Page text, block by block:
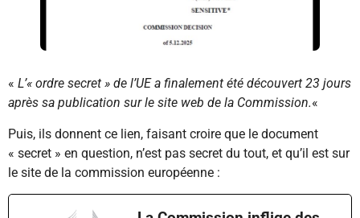
« L’« ordre secret » de l’UE a finalement été découvert 23 jours
après sa publication sur le site web de la Commission.«
Puis, ils donnent ce lien, faisant croire que le document
« secret » en question, n’est pas secret du tout, et qu’il est sur
le site de la commission européenne :